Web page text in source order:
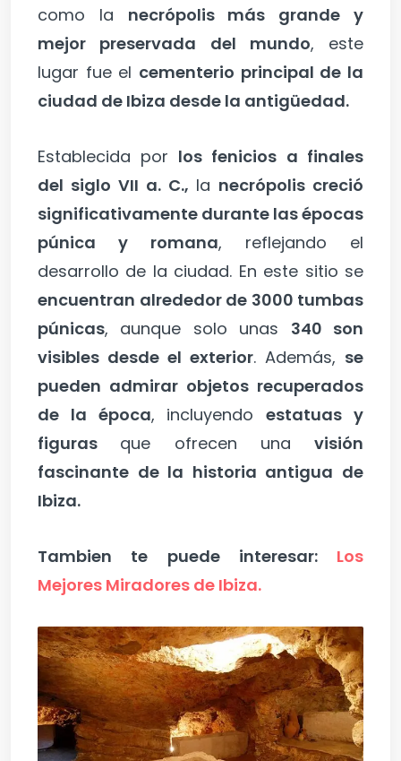
como la necrópolis más grande y
mejor preservada del mundo, este
lugar fue el cementerio principal de la
ciudad de Ibiza desde la antigüedad.
Establecida por los fenicios a finales
del siglo VII a. C., la necrópolis creció
significativamente durante las épocas
púnica y romana, reflejando el
desarrollo de la ciudad. En este sitio se
encuentran alrededor de 3000 tumbas
púnicas, aunque solo unas 340 son
visibles desde el exterior. Además, se
pueden admirar objetos recuperados
de la época, incluyendoestatuas y
figuras que ofrecen una visión
fascinante de la historia antigua de
Ibiza.
Tambien te puede interesar: Los
Mejores Miradores de Ibiza.